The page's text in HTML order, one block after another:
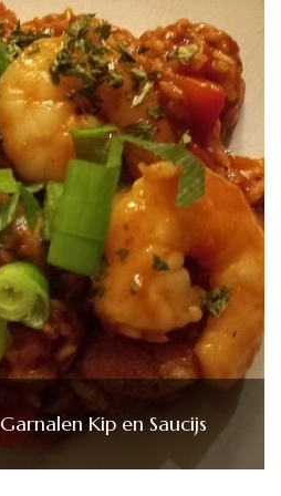
Kip en Saucijs